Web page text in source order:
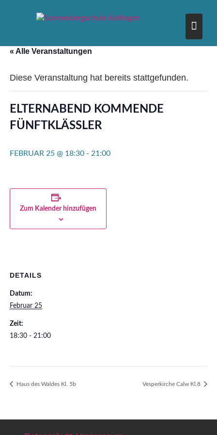
« Alle Veranstaltungen
Diese Veranstaltung hat bereits stattgefunden.
ELTERNABEND KOMMENDE
FÜNFTKLÄSSLER
FEBRUAR 25 @ 18:30 - 21:00
Zum Kalender hinzufügen
DETAILS
Datum:
Februar 25
Zeit:
18:30 - 21:00
Haus des Waldes Kl. 5b Vesperkirche Calw Kl.8